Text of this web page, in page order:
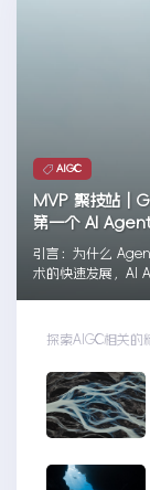
AIGC
MVP 聚技站｜
第一个 AI
引言：为什么
术的快速发展，
探索AIGC相关的